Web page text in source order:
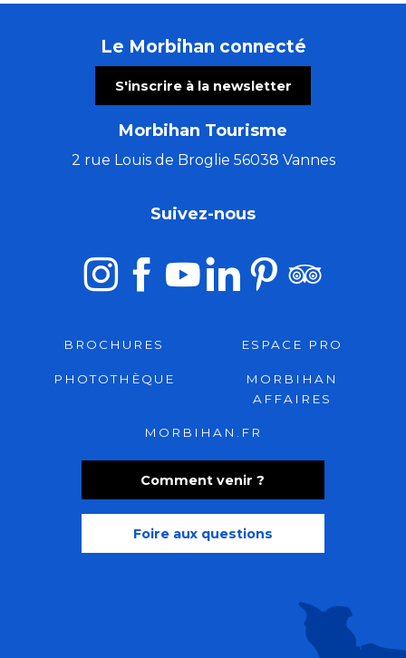
Le Morbihan connecté
S'inscrire à la newsletter
Morbihan Tourisme
2 rue Louis de Broglie 56038 Vannes
Comment venir ?
Foire aux questions
Suivez-nous
BROCHURES ESPACE PRO
PHOTOTHÈQUE
MORBIHAN
AFFAIRES
MORBIHAN.FR